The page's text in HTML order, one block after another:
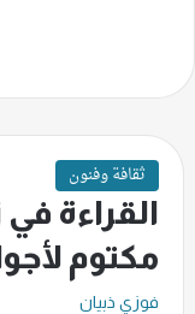
ثقافة وفنون
القراءة
مكتوم
فوزي ذبيان